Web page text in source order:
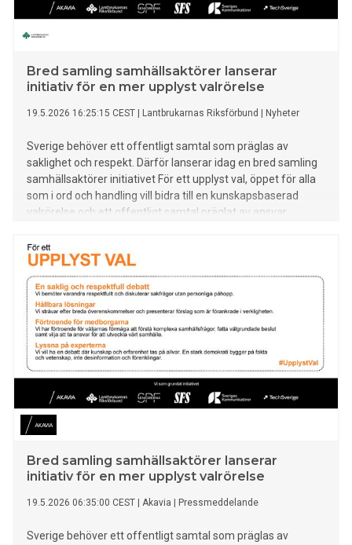
Bred samling samhällsaktörer lanserar
initiativ för en mer upplyst valrörelse
19.5.2026 16:25:15 CEST Lantbrukarnas Riksförbund Nyheter
Sverige behöver ett offentligt samtal som präglas av
saklighet och respekt. Därför lanserar idag en bred samling
samhällsaktörer initiativet För ett upplyst val, öppet för alla
som i ord och handling vill bidra till en kunskapsbaserad
valrörelse och ett offentligt samtal präglat av ansvar,
Bred samling samhällsaktörer lanserar
initiativ för en mer upplyst valrörelse
19.5.2026 06:35:00 CEST Akavia Pressmeddelande
Sverige behöver ett offentligt samtal som präglas av